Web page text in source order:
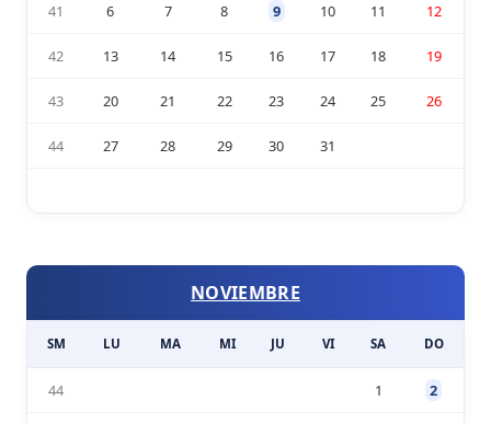
41 6 7 8 9 10 11 12
42 13 14 15 16 17 18 19
43 20 21 22 23 24 25 26
44 27 28 29 30 31
NOVIEMBRE
SM LU MA MI JU VI SA DO
44 1 2